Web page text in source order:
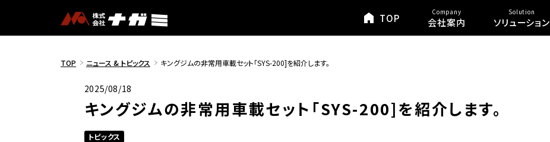
TOP Company
会社案内
Solution
ソリューション
TOP ニュース & トピックス キングジムの非常用車載セット「SYS-200]を紹介します。
2025/08/18
キングジムの非常用車載セット「SYS-200]を紹介します。
トピックス